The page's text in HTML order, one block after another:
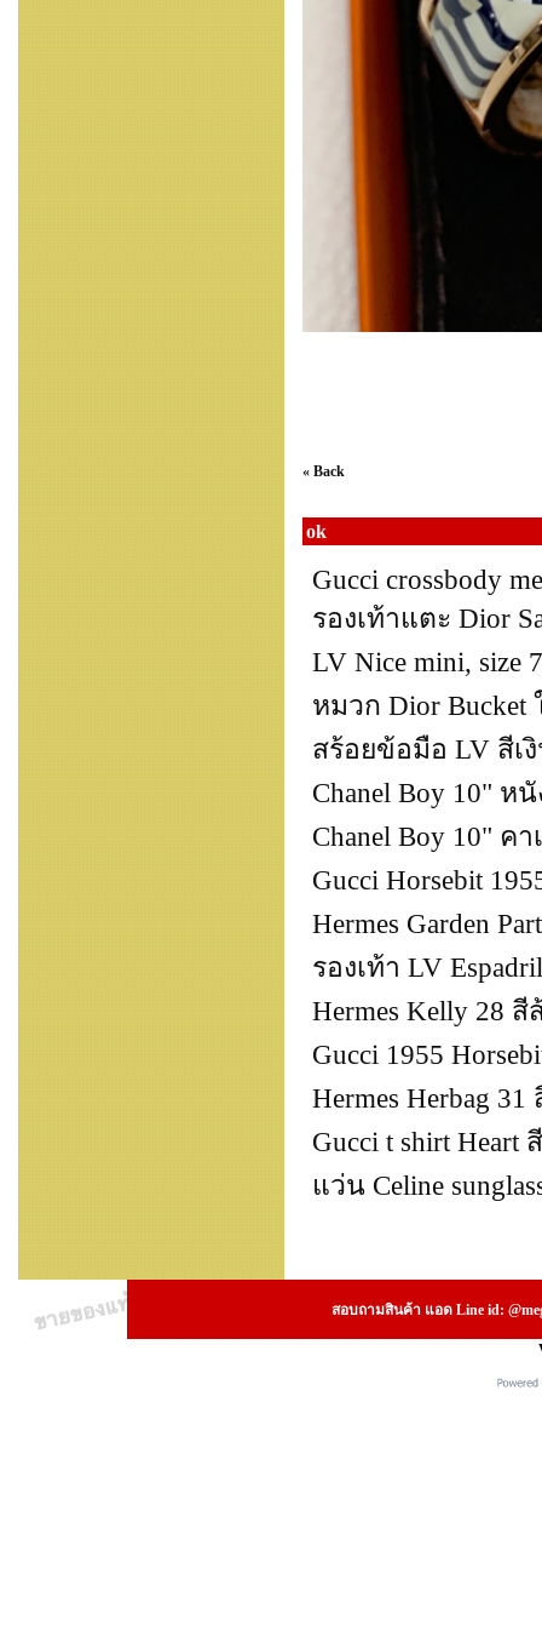
« Back
ok
Gucci crossbody
รองเท้าแตะ Dior
LV Nice mini,
หมวก Dior Bucket
สร้อยข้อมือ LV สีเ
Chanel Boy 10" ห
Chanel Boy 10" ค
Gucci Horsebit
Hermes Garden
รองเท้า LV
Hermes Kelly 28
Gucci 1955
Hermes Herbag
Gucci t shirt Heart
แว่น Celine
สอบถามสินค้า แอด Line id: